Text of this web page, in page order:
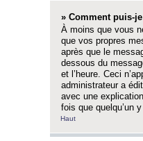
» Comment puis-
À moins que vous
que vos propres
après que le
dessous du
et l’heure. Ceci
administrateur a
avec une
fois que quelqu’un
Haut